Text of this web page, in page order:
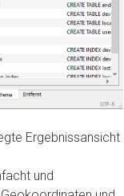
Ergebnissansicht
und